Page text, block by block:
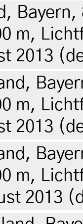
Bayern,
m,
2013
m,
2013
m,
2013